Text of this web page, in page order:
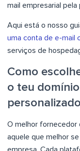
mail empresarial pela
Aqui está o nosso
uma conta de e-mail
serviços de
Como
o teu domínio
O melhor fornecedor
aquele que melhor